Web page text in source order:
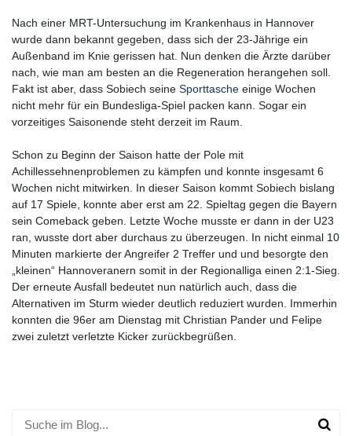
Nach einer MRT-Untersuchung im Krankenhaus in Hannover
wurde dann bekannt gegeben, dass sich der 23-Jährige ein
Außenband im Knie gerissen hat. Nun denken die Ärzte darüber
nach, wie man am besten an die Regeneration herangehen soll.
Fakt ist aber, dass Sobiech seine Sporttasche einige Wochen
nicht mehr für ein Bundesliga-Spiel packen kann. Sogar ein
vorzeitiges Saisonende steht derzeit im Raum.
Schon zu Beginn der Saison hatte der Pole mit
Achillessehnenproblemen zu kämpfen und konnte insgesamt 6
Wochen nicht mitwirken. In dieser Saison kommt Sobiech bislang
auf 17 Spiele, konnte aber erst am 22. Spieltag gegen die Bayern
sein Comeback geben. Letzte Woche musste er dann in der U23
ran, wusste dort aber durchaus zu überzeugen. In nicht einmal 10
Minuten markierte der Angreifer 2 Treffer und und besorgte den
„kleinen“ Hannoveranern somit in der Regionalliga einen 2:1-Sieg.
Der erneute Ausfall bedeutet nun natürlich auch, dass die
Alternativen im Sturm wieder deutlich reduziert wurden. Immerhin
konnten die 96er am Dienstag mit Christian Pander und Felipe
zwei zuletzt verletzte Kicker zurückbegrüßen.